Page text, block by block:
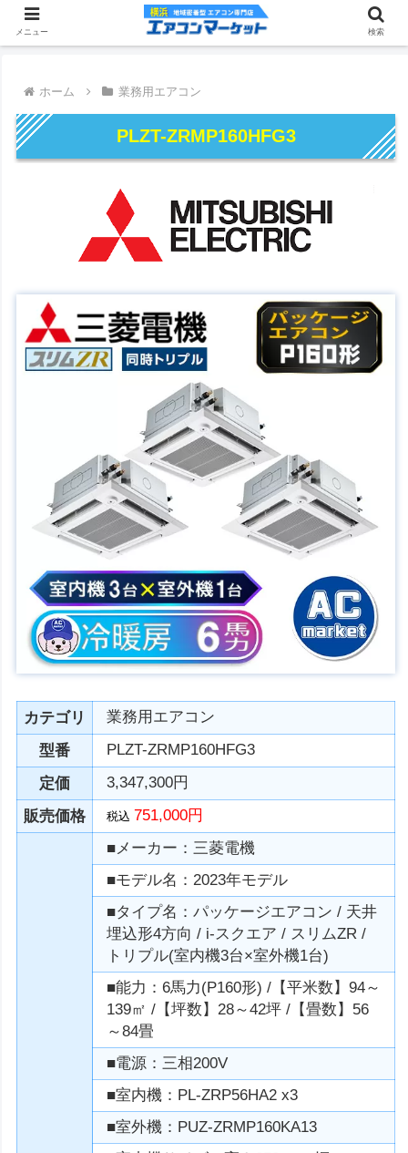
ホーム 業務用エアコン
PLZT-ZRMP160HFG3
カテゴリ
業務用エアコン
型番
PLZT-ZRMP160HFG3
定価
3,347,300円
販売価格
税込 751,000円
■メーカー：三菱電機
■モデル名：2023年モデル
■タイプ名：パッケージエアコン / 天井
埋込形4方向 / i-スクエア / スリムZR /
トリプル(室内機3台×室外機1台)
■能力：6馬力(P160形) /【平米数】94～
139㎡ /【坪数】28～42坪 /【畳数】56
～84畳
■電源：三相200V
■室内機：PL-ZRP56HA2 x3
■室外機：PUZ-ZRMP160KA13
メニュー 検索